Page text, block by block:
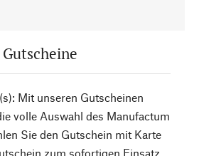
Gutscheine
Mit unseren Gutscheinen
volle Auswahl des Manufactum
Sie den Gutschein mit Karte
zum sofortigen Einsatz.